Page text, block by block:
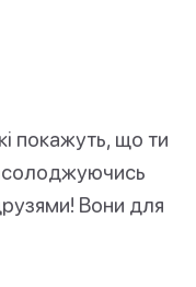
покажуть, що ти
Вони для